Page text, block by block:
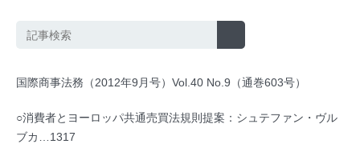
国際商事法務（2012年9月号）Vol.40 No.9（通巻603号）
○消費者とヨーロッパ共通売買法規則提案：シュテファン・ヴル
ブカ…1317